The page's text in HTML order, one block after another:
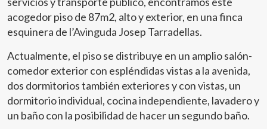
acogedor piso de 87m2, alto y exterior, en una finca
esquinera de l’Avinguda Josep Tarradellas.
Actualmente, el piso se distribuye en un amplio salón-
comedor exterior con espléndidas vistas a la avenida,
dos dormitorios también exteriores y con vistas, un
dormitorio individual, cocina independiente, lavadero y
un baño con la posibilidad de hacer un segundo baño.